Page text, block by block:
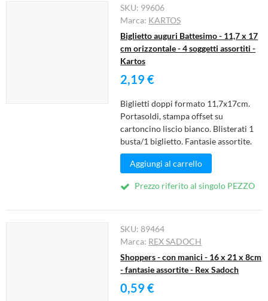
SKU: 99606
Marca: KARTOS
Biglietto auguri Battesimo - 11,7 x 17
cm orizzontale - 4 soggetti assortiti -
Kartos
2,19 €
Biglietti doppi formato 11,7x17cm.
Portasoldi, stampa offset su
cartoncino liscio bianco. Blisterati 1
busta/1 biglietto. Fantasie assortite.
Aggiungi al carrello
Prezzo riferito al singolo PEZZO
SKU:89464
Marca: REX SADOCH
Shoppers - con manici - 16 x 21 x 8cm
- fantasie assortite - Rex Sadoch
0,59 €